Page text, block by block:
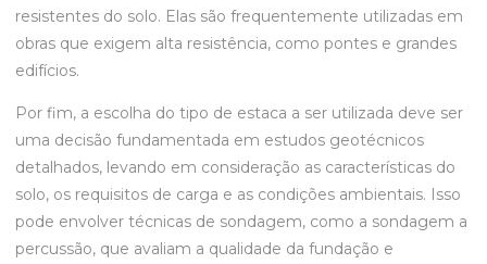
resistentes do solo. Elas são frequentemente utilizadas em
obras que exigem alta resistência, como pontes e grandes
edifícios.
Por fim, a escolha do tipo de estaca a ser utilizada deve ser
uma decisão fundamentada em estudos geotécnicos
detalhados, levando em consideração as características do
solo, os requisitos de carga e as condições ambientais. Isso
pode envolver técnicas de sondagem, como a sondagem a
percussão, que avaliam a qualidade da fundação e